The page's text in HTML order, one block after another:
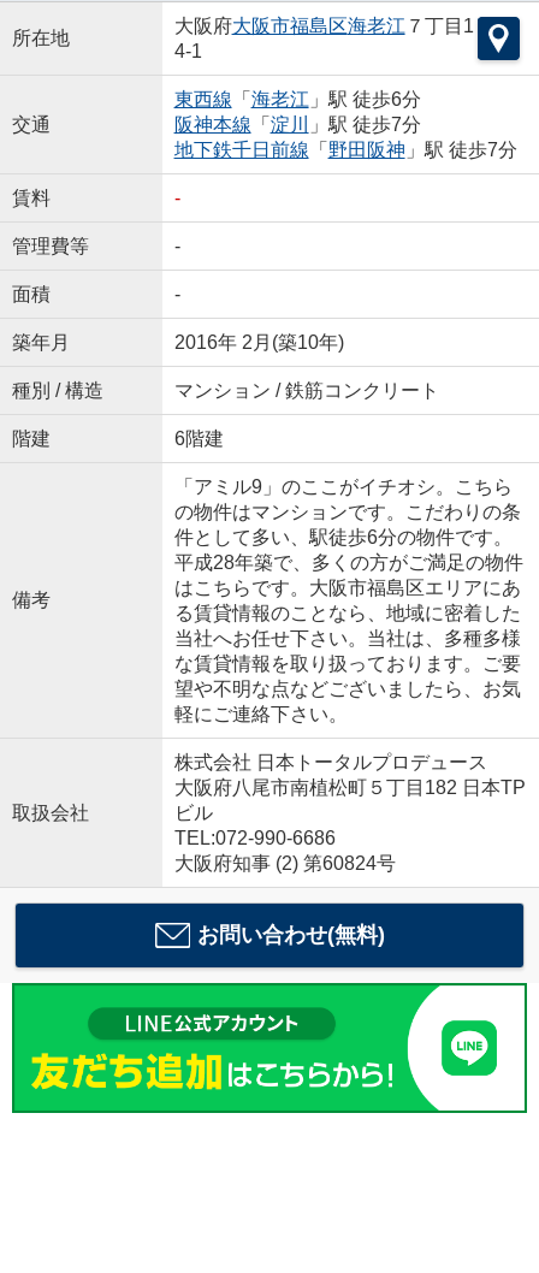
所在地
大阪府大阪市福島区海老江 ７丁目1
4-1
交通
東西線 「 海老江 」駅 徒歩6分
阪神本線 「 淀川
」駅 徒歩7分
地下鉄千日前線 「 野田阪神 」駅 徒歩7分
賃料 -
管理費等 -
面積 -
築年月 2016年 2月(築10年)
種別 / 構造 マンション / 鉄筋コンクリート
階建 6階建
備考
「アミル9」のここがイチオシ。こちら
の物件はマンションです。こだわりの条
件として多い、駅徒歩6分の物件です。
平成28年築で、多くの方がご満足の物件
はこちらです。大阪市福島区エリアにあ
る賃貸情報のことなら、地域に密着した
当社へお任せ下さい。当社は、多種多様
な賃貸情報を取り扱っております。ご要
望や不明な点などございましたら、お気
軽にご連絡下さい。
取扱会社
株式会社 日本トータルプロデュース
大阪府八尾市南植松町５丁目182 日本TP
ビル
TEL:072-990-6686
大阪府知事 (2) 第60824号
お問い合わせ(無料)